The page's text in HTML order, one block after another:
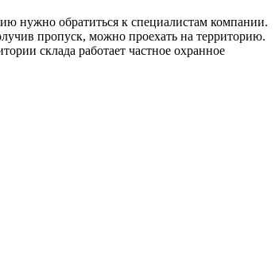
нужно обратиться к специалистам компании.
пропуск, можно проехать на территорию.
склада работает частное охранное